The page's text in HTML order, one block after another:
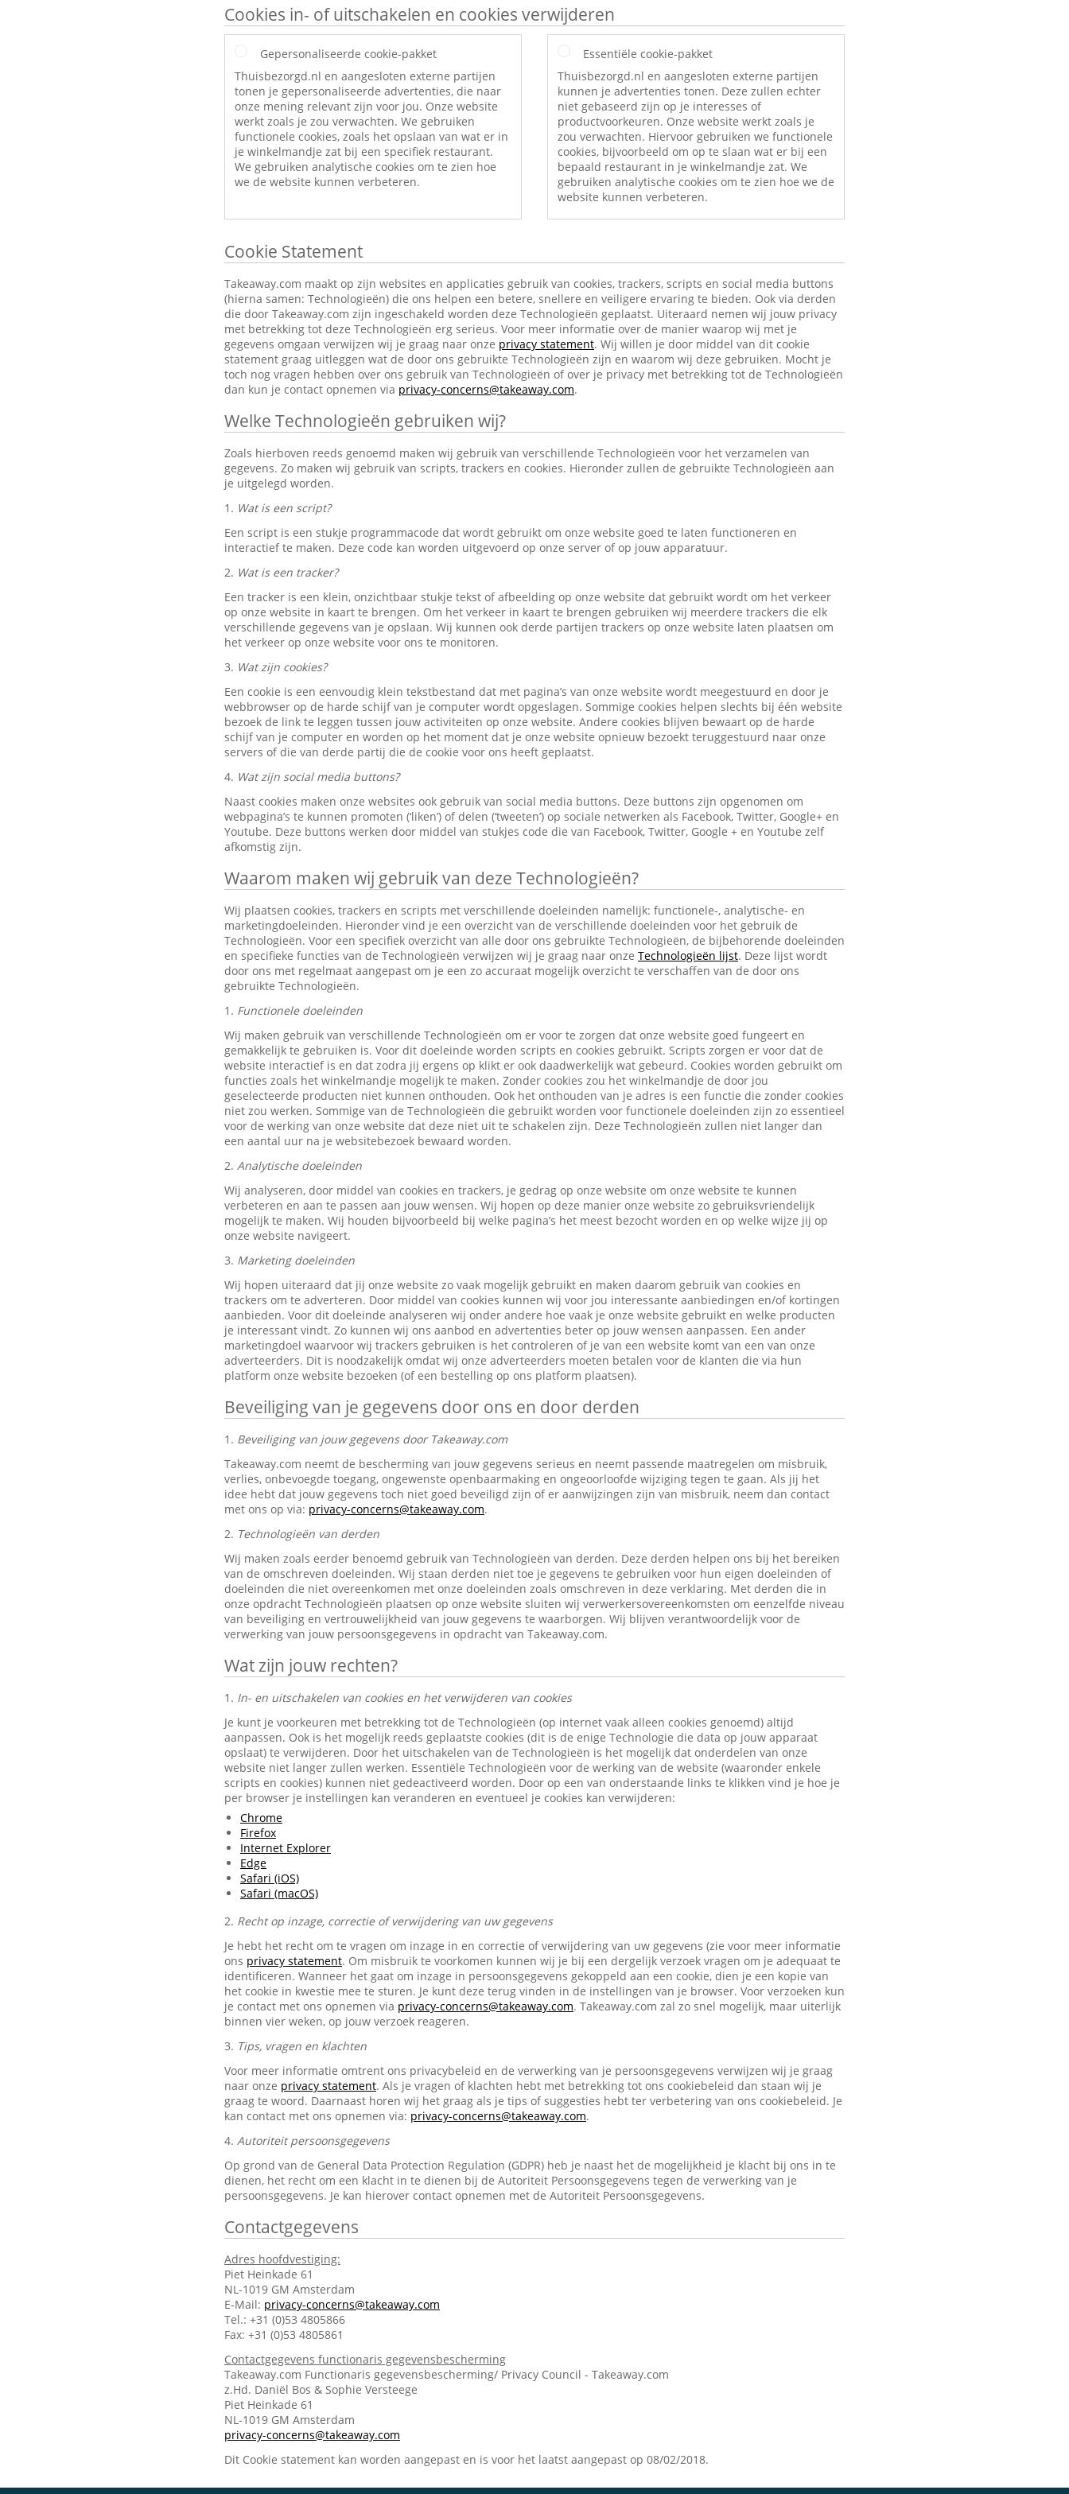
Cookies in- of uitschakelen en cookies verwijderen
Gepersonaliseerde cookie-pakket
Thuisbezorgd.nl en aangesloten externe partijen
tonen je gepersonaliseerde advertenties, die naar
onze mening relevant zijn voor jou. Onze website
werkt zoals je zou verwachten. We gebruiken
functionele cookies, zoals het opslaan van wat er in
je winkelmandje zat bij een specifiek restaurant.
We gebruiken analytische cookies om te zien hoe
we de website kunnen verbeteren.
Essentiële cookie-pakket
Thuisbezorgd.nl en aangesloten externe partijen
kunnen je advertenties tonen. Deze zullen echter
niet gebaseerd zijn op je interesses of
productvoorkeuren. Onze website werkt zoals je
zou verwachten. Hiervoor gebruiken we functionele
cookies, bijvoorbeeld om op te slaan wat er bij een
bepaald restaurant in je winkelmandje zat. We
gebruiken analytische cookies om te zien hoe we de
website kunnen verbeteren.
Cookie Statement
Takeaway.com maakt op zijn websites en applicaties gebruik van cookies, trackers, scripts en social media buttons
(hierna samen: Technologieën) die ons helpen een betere, snellere en veiligere ervaring te bieden. Ook via derden
die door Takeaway.com zijn ingeschakeld worden deze Technologieën geplaatst. Uiteraard nemen wij jouw privacy
met betrekking tot deze Technologieën erg serieus. Voor meer informatie over de manier waarop wij met je
gegevens omgaan verwijzen wij je graag naar onze privacy statement. Wij willen je door middel van dit cookie
statement graag uitleggen wat de door ons gebruikte Technologieën zijn en waarom wij deze gebruiken. Mocht je
toch nog vragen hebben over ons gebruik van Technologieën of over je privacy met betrekking tot de Technologieën
dan kun je contact opnemen via privacy-concerns@takeaway.com.
Welke Technologieën gebruiken wij?
Zoals hierboven reeds genoemd maken wij gebruik van verschillende Technologieën voor het verzamelen van
gegevens. Zo maken wij gebruik van scripts, trackers en cookies. Hieronder zullen de gebruikte Technologieën aan
je uitgelegd worden.
1. Wat is een script?
Een script is een stukje programmacode dat wordt gebruikt om onze website goed te laten functioneren en
interactief te maken. Deze code kan worden uitgevoerd op onze server of op jouw apparatuur.
2. Wat is een tracker?
Een tracker is een klein, onzichtbaar stukje tekst of afbeelding op onze website dat gebruikt wordt om het verkeer
op onze website in kaart te brengen. Om het verkeer in kaart te brengen gebruiken wij meerdere trackers die elk
verschillende gegevens van je opslaan. Wij kunnen ook derde partijen trackers op onze website laten plaatsen om
het verkeer op onze website voor ons te monitoren.
3. Wat zijn cookies?
Een cookie is een eenvoudig klein tekstbestand dat met pagina’s van onze website wordt meegestuurd en door je
webbrowser op de harde schijf van je computer wordt opgeslagen. Sommige cookies helpen slechts bij één website
bezoek de link te leggen tussen jouw activiteiten op onze website. Andere cookies blijven bewaart op de harde
schijf van je computer en worden op het moment dat je onze website opnieuw bezoekt teruggestuurd naar onze
servers of die van derde partij die de cookie voor ons heeft geplaatst.
4. Wat zijn social media buttons?
Naast cookies maken onze websites ook gebruik van social media buttons. Deze buttons zijn opgenomen om
webpagina’s te kunnen promoten (‘liken’) of delen (‘tweeten’) op sociale netwerken als Facebook, Twitter, Google+ en
Youtube. Deze buttons werken door middel van stukjes code die van Facebook, Twitter, Google + en Youtube zelf
afkomstig zijn.
Waarom maken wij gebruik van deze Technologieën?
Wij plaatsen cookies, trackers en scripts met verschillende doeleinden namelijk: functionele-, analytische- en
marketingdoeleinden. Hieronder vind je een overzicht van de verschillende doeleinden voor het gebruik de
Technologieën. Voor een specifiek overzicht van alle door ons gebruikte Technologieën, de bijbehorende doeleinden
en specifieke functies van de Technologieën verwijzen wij je graag naar onze Technologieën lijst. Deze lijst wordt
door ons met regelmaat aangepast om je een zo accuraat mogelijk overzicht te verschaffen van de door ons
gebruikte Technologieën.
1. Functionele doeleinden
Wij maken gebruik van verschillende Technologieën om er voor te zorgen dat onze website goed fungeert en
gemakkelijk te gebruiken is. Voor dit doeleinde worden scripts en cookies gebruikt. Scripts zorgen er voor dat de
website interactief is en dat zodra jij ergens op klikt er ook daadwerkelijk wat gebeurd. Cookies worden gebruikt om
functies zoals het winkelmandje mogelijk te maken. Zonder cookies zou het winkelmandje de door jou
geselecteerde producten niet kunnen onthouden. Ook het onthouden van je adres is een functie die zonder cookies
niet zou werken. Sommige van de Technologieën die gebruikt worden voor functionele doeleinden zijn zo essentieel
voor de werking van onze website dat deze niet uit te schakelen zijn. Deze Technologieën zullen niet langer dan
een aantal uur na je websitebezoek bewaard worden.
2. Analytische doeleinden
Wij analyseren, door middel van cookies en trackers, je gedrag op onze website om onze website te kunnen
verbeteren en aan te passen aan jouw wensen. Wij hopen op deze manier onze website zo gebruiksvriendelijk
mogelijk te maken. Wij houden bijvoorbeeld bij welke pagina’s het meest bezocht worden en op welke wijze jij op
onze website navigeert.
3. Marketing doeleinden
Wij hopen uiteraard dat jij onze website zo vaak mogelijk gebruikt en maken daarom gebruik van cookies en
trackers om te adverteren. Door middel van cookies kunnen wij voor jou interessante aanbiedingen en/of kortingen
aanbieden. Voor dit doeleinde analyseren wij onder andere hoe vaak je onze website gebruikt en welke producten
je interessant vindt. Zo kunnen wij ons aanbod en advertenties beter op jouw wensen aanpassen. Een ander
marketingdoel waarvoor wij trackers gebruiken is het controleren of je van een website komt van een van onze
adverteerders. Dit is noodzakelijk omdat wij onze adverteerders moeten betalen voor de klanten die via hun
platform onze website bezoeken (of een bestelling op ons platform plaatsen).
Beveiliging van je gegevens door ons en door derden
1. Beveiliging van jouw gegevens door Takeaway.com
Takeaway.com neemt de bescherming van jouw gegevens serieus en neemt passende maatregelen om misbruik,
verlies, onbevoegde toegang, ongewenste openbaarmaking en ongeoorloofde wijziging tegen te gaan. Als jij het
idee hebt dat jouw gegevens toch niet goed beveiligd zijn of er aanwijzingen zijn van misbruik, neem dan contact
met ons op via: privacy-concerns@takeaway.com.
2. Technologieën van derden
Wij maken zoals eerder benoemd gebruik van Technologieën van derden. Deze derden helpen ons bij het bereiken
van de omschreven doeleinden. Wij staan derden niet toe je gegevens te gebruiken voor hun eigen doeleinden of
doeleinden die niet overeenkomen met onze doeleinden zoals omschreven in deze verklaring. Met derden die in
onze opdracht Technologieën plaatsen op onze website sluiten wij verwerkersovereenkomsten om eenzelfde niveau
van beveiliging en vertrouwelijkheid van jouw gegevens te waarborgen. Wij blijven verantwoordelijk voor de
verwerking van jouw persoonsgegevens in opdracht van Takeaway.com.
Wat zijn jouw rechten?
1. In- en uitschakelen van cookies en het verwijderen van cookies
Je kunt je voorkeuren met betrekking tot de Technologieën (op internet vaak alleen cookies genoemd) altijd
aanpassen. Ook is het mogelijk reeds geplaatste cookies (dit is de enige Technologie die data op jouw apparaat
opslaat) te verwijderen. Door het uitschakelen van de Technologieën is het mogelijk dat onderdelen van onze
website niet langer zullen werken. Essentiële Technologieën voor de werking van de website (waaronder enkele
scripts en cookies) kunnen niet gedeactiveerd worden. Door op een van onderstaande links te klikken vind je hoe je
per browser je instellingen kan veranderen en eventueel je cookies kan verwijderen:
Chrome
Firefox
Internet Explorer
Edge
Safari (iOS)
Safari (macOS)
2. Recht op inzage, correctie of verwijdering van uw gegevens
Je hebt het recht om te vragen om inzage in en correctie of verwijdering van uw gegevens (zie voor meer informatie
ons privacy statement. Om misbruik te voorkomen kunnen wij je bij een dergelijk verzoek vragen om je adequaat te
identificeren. Wanneer het gaat om inzage in persoonsgegevens gekoppeld aan een cookie, dien je een kopie van
het cookie in kwestie mee te sturen. Je kunt deze terug vinden in de instellingen van je browser. Voor verzoeken kun
je contact met ons opnemen via privacy-concerns@takeaway.com. Takeaway.com zal zo snel mogelijk, maar uiterlijk
binnen vier weken, op jouw verzoek reageren.
3. Tips, vragen en klachten
Voor meer informatie omtrent ons privacybeleid en de verwerking van je persoonsgegevens verwijzen wij je graag
naar onze privacy statement. Als je vragen of klachten hebt met betrekking tot ons cookiebeleid dan staan wij je
graag te woord. Daarnaast horen wij het graag als je tips of suggesties hebt ter verbetering van ons cookiebeleid. Je
kan contact met ons opnemen via: privacy-concerns@takeaway.com.
4. Autoriteit persoonsgegevens
Op grond van de General Data Protection Regulation (GDPR) heb je naast het de mogelijkheid je klacht bij ons in te
dienen, het recht om een klacht in te dienen bij de Autoriteit Persoonsgegevens tegen de verwerking van je
persoonsgegevens. Je kan hierover contact opnemen met de Autoriteit Persoonsgegevens.
Contactgegevens
Adres hoofdvestiging:
Piet Heinkade 61
NL-1019 GM Amsterdam
E-Mail: privacy-concerns@takeaway.com
Tel.: +31 (0)53 4805866
Fax: +31 (0)53 4805861
Contactgegevens functionaris gegevensbescherming
Takeaway.com Functionaris gegevensbescherming/ Privacy Council - Takeaway.com
z.Hd. Daniël Bos & Sophie Versteege
Piet Heinkade 61
NL-1019 GM Amsterdam
privacy-concerns@takeaway.com
Dit Cookie statement kan worden aangepast en is voor het laatst aangepast op 08/02/2018.